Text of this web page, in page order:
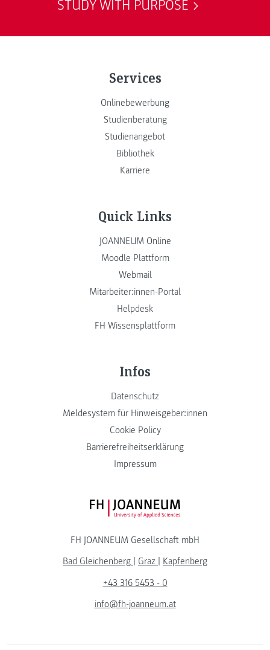
STUDY WITH PURPOSE
Services
Onlinebewerbung
Studienberatung
Studienangebot
Bibliothek
Karriere
Quick Links
JOANNEUM Online
Moodle Plattform
Webmail
Mitarbeiter:innen-Portal
Helpdesk
FH Wissensplattform
Infos
Datenschutz
Meldesystem für Hinweisgeber:innen
Cookie Policy
Barrierefreiheitserklärung
Impressum
FH JOANNEUM Logo
FH JOANNEUM Gesellschaft mbH
Bad Gleichenberg
Graz
Kapfenberg
+43 316 5453 - 0
info@fh-joanneum.at